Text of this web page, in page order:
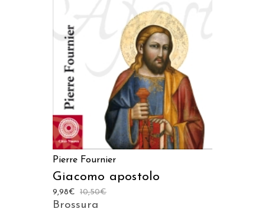
AGGIUNGI AL CARRELLO
Pierre Fournier
Giacomo apostolo
10,50€
9,98€
Brossura